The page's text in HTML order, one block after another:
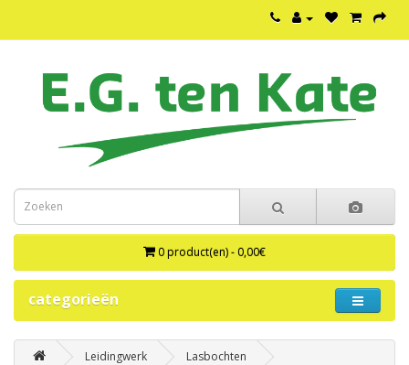
0 product(en) - 0,00€
categorieën
Leidingwerk Lasbochten